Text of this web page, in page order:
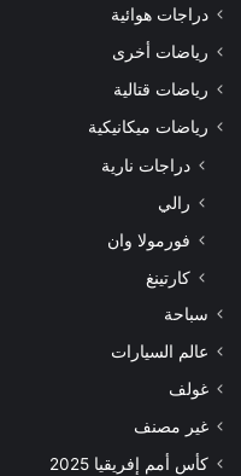
دراجات هوائية
رياضات أخرى
رياضات قتالية
رياضات ميكانيكية
دراجات نارية
رالي
فورمولا وان
كارتينغ
سباحة
عالم السيارات
غولف
غير مصنف
كأس أمم إفريقيا 2025